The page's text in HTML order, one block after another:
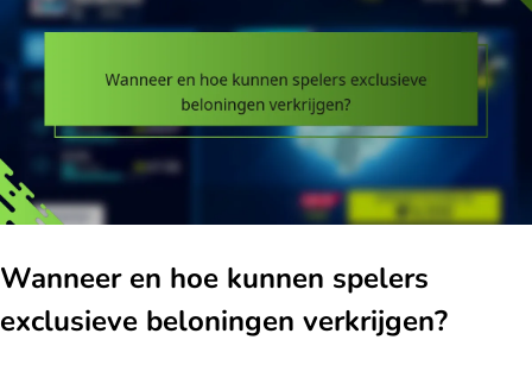
Wanneer en hoe kunnen spelers
exclusieve beloningen verkrijgen?